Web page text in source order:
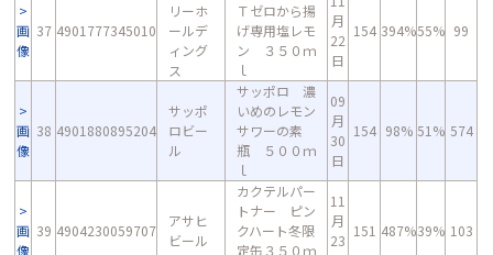
画
像
37 4901777345010
リーホ
ールデ
ィング
ス
Ｔゼロから揚
げ専用塩レモ
ン ３５０ｍ
ｌ
月
22
日
154 394%55% 99
画
像
38 4901880895204
サッポ
ロビー
ル
サッポロ 濃
いめのレモン
サワーの素
瓶 ５００ｍ
ｌ
09
月
30
日
154 98% 51% 574
画
像
39 4904230059707
アサヒ
ビール
カクテルパー
トナー ピン
クハート冬限
定缶３５０ｍ
11
月
23
151 487%39% 103